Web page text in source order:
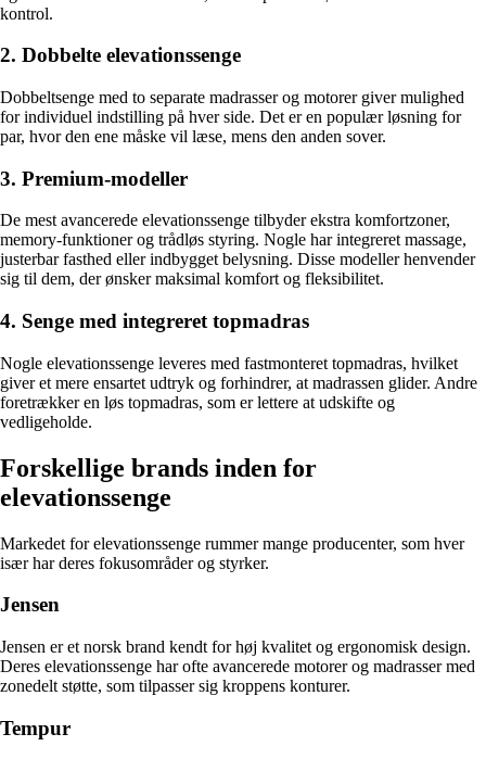
kontrol.
2. Dobbelte elevationssenge
Dobbeltsenge med to separate madrasser og motorer giver mulighed
for individuel indstilling på hver side. Det er en populær løsning for
par, hvor den ene måske vil læse, mens den anden sover.
3. Premium-modeller
De mest avancerede elevationssenge tilbyder ekstra komfortzoner,
memory-funktioner og trådløs styring. Nogle har integreret massage,
justerbar fasthed eller indbygget belysning. Disse modeller henvender
sig til dem, der ønsker maksimal komfort og fleksibilitet.
4. Senge med integreret topmadras
Nogle elevationssenge leveres med fastmonteret topmadras, hvilket
giver et mere ensartet udtryk og forhindrer, at madrassen glider. Andre
foretrækker en løs topmadras, som er lettere at udskifte og
vedligeholde.
Forskellige brands inden for
elevationssenge
Markedet for elevationssenge rummer mange producenter, som hver
især har deres fokusområder og styrker.
Jensen
Jensen er et norsk brand kendt for høj kvalitet og ergonomisk design.
Deres elevationssenge har ofte avancerede motorer og madrasser med
zonedelt støtte, som tilpasser sig kroppens konturer.
Tempur